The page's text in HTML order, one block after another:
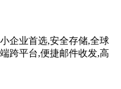
企业首选,安全存储,全球
跨平台,便捷邮件收发,高